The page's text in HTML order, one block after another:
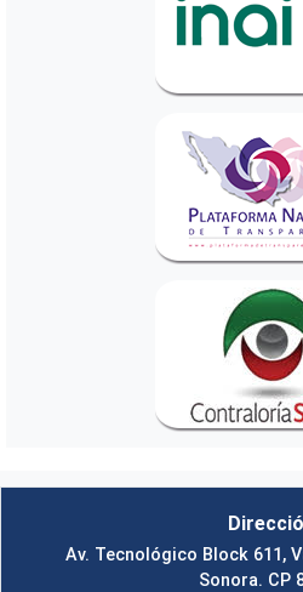
Av. Tecnológico Block 611,
Sonora. CP